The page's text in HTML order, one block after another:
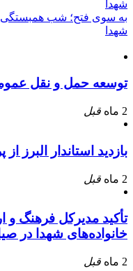
به سوی فتح؛ شب همبستگی
شهدا
توسعه حمل و نقل
2 ماه قبل
بازدید استاندار البرز
2 ماه قبل
تأکید مدیرکل فرهنگ و
خانواده‌های شهدا در
2 ماه قبل